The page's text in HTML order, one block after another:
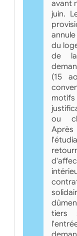
avant
juin.
du
de
(15
ou
tiers